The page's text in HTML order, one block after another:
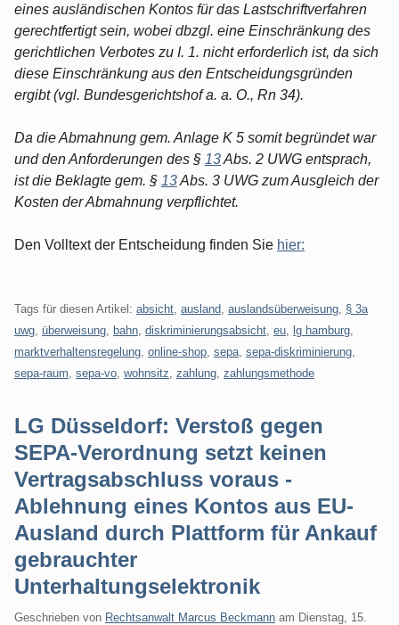
eines ausländischen Kontos für das Lastschriftverfahren
gerechtfertigt sein, wobei dbzgl. eine Einschränkung des
gerichtlichen Verbotes zu I. 1. nicht erforderlich ist, da sich
diese Einschränkung aus den Entscheidungsgründen
ergibt (vgl. Bundesgerichtshof a. a. O., Rn 34).
Da die Abmahnung gem. Anlage K 5 somit begründet war
und den Anforderungen des § 13Abs. 2 UWG entsprach,
ist die Beklagte gem. § 13Abs. 3 UWG zum Ausgleich der
Kosten der Abmahnung verpflichtet.
Den Volltext der Entscheidung finden Sie hier:
Tags für diesen Artikel: absicht ausland auslandsüberweisung § 3a
uwg überweisung bahn diskriminierungsabsicht eu lg hamburg
marktverhaltensregelung online-shop sepa sepa-diskriminierung
sepa-raum sepa-vo wohnsitz zahlung zahlungsmethode
LG Düsseldorf: Verstoß gegen
SEPA-Verordnung setzt keinen
Vertragsabschluss voraus -
Ablehnung eines Kontos aus EU-
Ausland durch Plattform für Ankauf
gebrauchter
Unterhaltungselektronik
Geschrieben von Rechtsanwalt Marcus Beckmann am Dienstag, 15.